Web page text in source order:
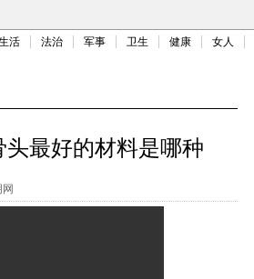
活 法治 军事 卫生 健康 女人
头最好的材料是哪种